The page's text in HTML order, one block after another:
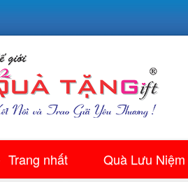
Trang nhất Quà Lưu